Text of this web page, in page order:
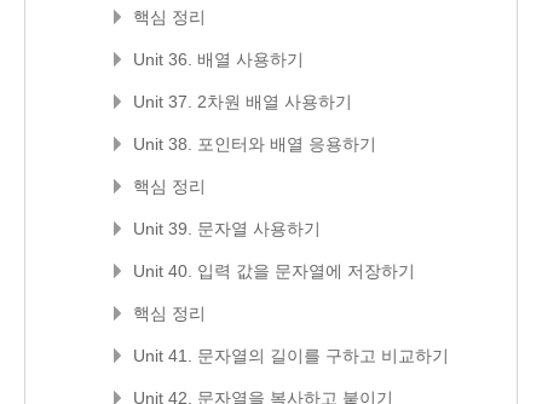
핵심 정리
Unit 36. 배열 사용하기
Unit 37. 2차원 배열 사용하기
Unit 38. 포인터와 배열 응용하기
핵심 정리
Unit 39. 문자열 사용하기
Unit 40. 입력 값을 문자열에 저장하기
핵심 정리
Unit 41. 문자열의 길이를 구하고 비교하기
Unit 42. 문자열을 복사하고 붙이기